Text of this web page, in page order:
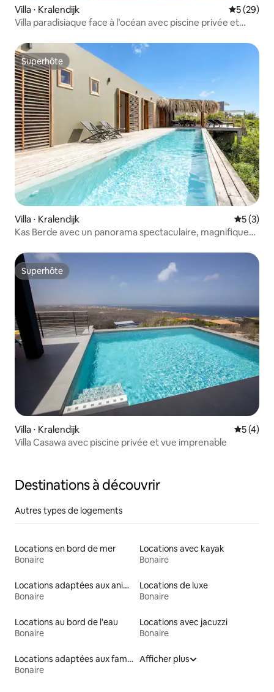
Villa ⋅ Kralendijk
5 (29)
Villa paradisiaque face à l’océan avec piscine privée et
Superhôte
Superhôte
Villa ⋅ Kralendijk
5 (3)
Kas Berde avec un panorama spectaculaire, magnifique…
Superhôte
Superhôte
Villa ⋅ Kralendijk
5 (4)
Villa Casawa avec piscine privée et vue imprenable
Destinations à découvrir
Autres types de logements
Locations en bord de mer
Bonaire
Locations avec kayak
Bonaire
Locations adaptées aux animaux
Bonaire
Locations de luxe
Bonaire
Locations au bord de l'eau
Bonaire
Locations avec jacuzzi
Bonaire
Locations adaptées aux familles
Bonaire
Afficher plus